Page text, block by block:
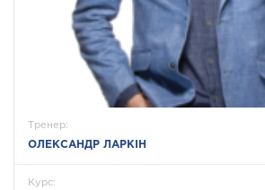
Тренер:
ОЛЕКСАНДР ЛАРКІН
Курс: